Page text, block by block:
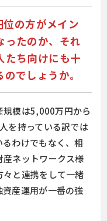
の方がメイン
ったのか、それ
たち向けにも十
でしょうか。
規模は5,000万円から
を持っている訳では
わけでもなく、相
ネットワークス様
と連携をして一緒
産運用が一番の強